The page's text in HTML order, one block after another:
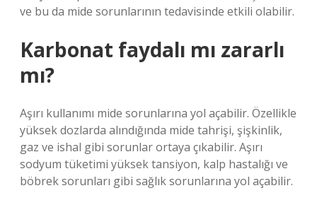
ve bu da mide sorunlarının tedavisinde etkili olabilir.
Karbonat faydalı mı zararlı
mı?
Aşırı kullanımı mide sorunlarına yol açabilir. Özellikle
yüksek dozlarda alındığında mide tahrişi, şişkinlik,
gaz ve ishal gibi sorunlar ortaya çıkabilir. Aşırı
sodyum tüketimi yüksek tansiyon, kalp hastalığı ve
böbrek sorunları gibi sağlık sorunlarına yol açabilir.